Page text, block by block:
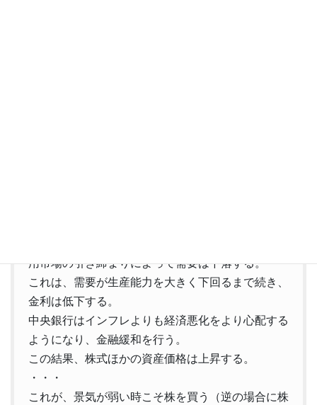
用市場の引き締まりによって需要は下落する。
これは、需要が生産能力を大きく下回るまで続き、
金利は低下する。
中央銀行はインフレよりも経済悪化をより心配する
ようになり、金融緩和を行う。
この結果、株式ほかの資産価格は上昇する。
・・・
これが、景気が弱い時こそ株を買う（逆の場合に株